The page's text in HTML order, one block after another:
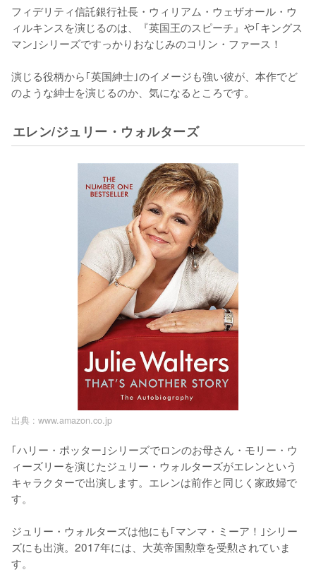
フィデリティ信託銀行社長・ウィリアム・ウェザオール・ウ
ィルキンスを演じるのは、『英国王のスピーチ』や｢キングス
マン｣シリーズですっかりおなじみのコリン・ファース！
演じる役柄から｢英国紳士｣のイメージも強い彼が、本作でど
のような紳士を演じるのか、気になるところです。
エレン/ジュリー・ウォルターズ
出典 : www.amazon.co.jp
｢ハリー・ポッター｣シリーズでロンのお母さん・モリー・ウ
ィーズリーを演じたジュリー・ウォルターズがエレンという
キャラクターで出演します。エレンは前作と同じく家政婦で
す。
ジュリー・ウォルターズは他にも｢マンマ・ミーア！｣シリー
ズにも出演。2017年には、大英帝国勲章を受勲されていま